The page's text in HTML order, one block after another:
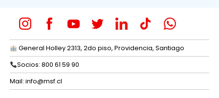
General Holley 2313, 2do piso, Providencia, Santiago
Socios: 800 61 59 90
Mail: info@msf.cl